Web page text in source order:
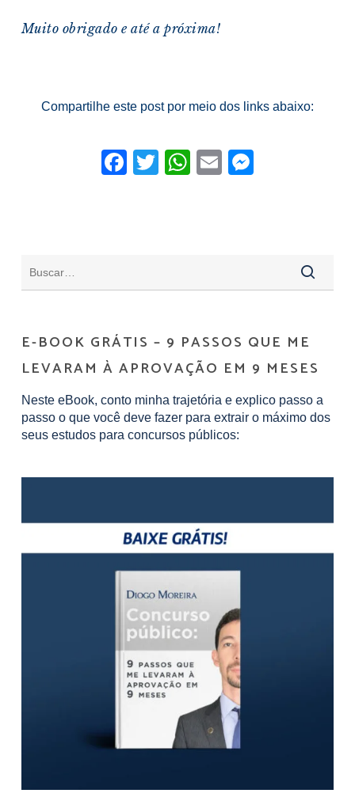
Muito obrigado e até a próxima!
Compartilhe este post por meio dos links abaixo:
Facebook
TwitterWhatsApp
Email
E-BOOK GRÁTIS – 9 PASSOS QUE ME
LEVARAM À APROVAÇÃO EM 9 MESES
Neste eBook, conto minha trajetória e explico passo a
passo o que você deve fazer para extrair o máximo dos
seus estudos para concursos públicos: